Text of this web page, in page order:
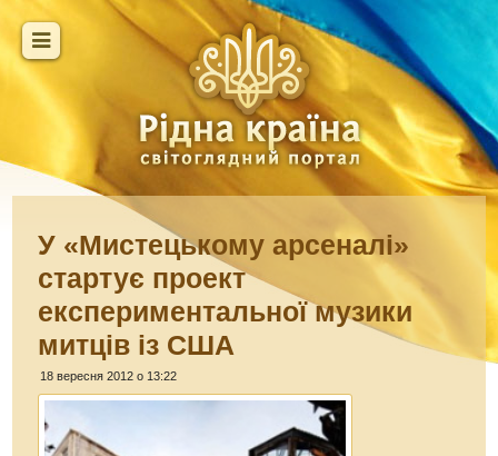
У «Мистецькому арсеналі»
стартує проект
експериментальної музики
митців із США
18 вересня 2012 о 13:22